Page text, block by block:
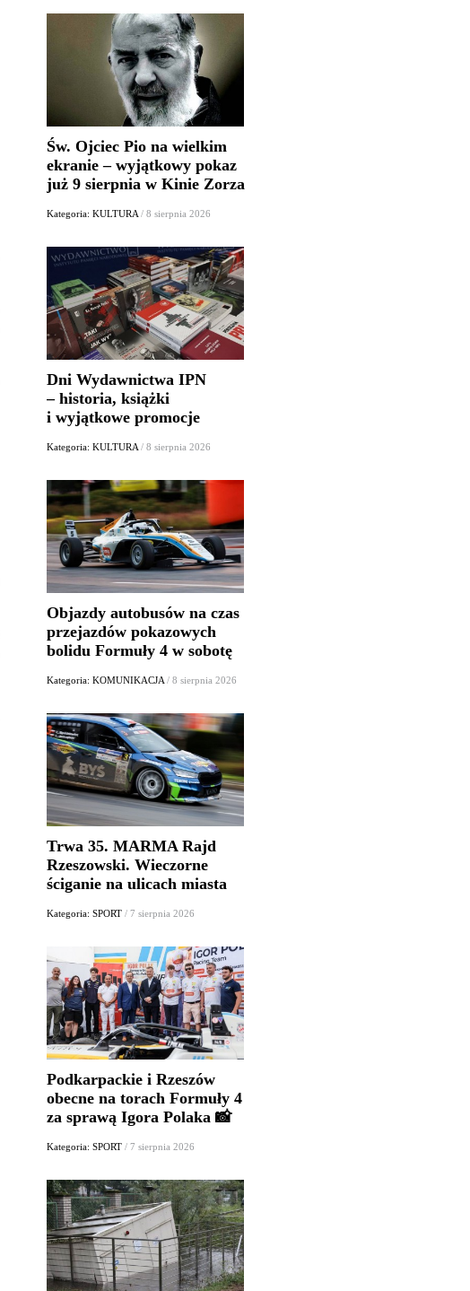
Św. Ojciec Pio na wielkim
ekranie – wyjątkowy pokaz
już 9 sierpnia w Kinie Zorza
Kategoria: KULTURA / 8 sierpnia 2026
Dni Wydawnictwa IPN
– historia, książki
i wyjątkowe promocje
Kategoria: KULTURA / 8 sierpnia 2026
Objazdy autobusów na czas
przejazdów pokazowych
bolidu Formuły 4 w sobotę
Kategoria: KOMUNIKACJA / 8 sierpnia 2026
Trwa 35. MARMA Rajd
Rzeszowski. Wieczorne
ściganie na ulicach miasta
Kategoria: SPORT / 7 sierpnia 2026
Podkarpackie i Rzeszów
obecne na torach Formuły 4
za sprawą Igora Polaka 📸
Kategoria: SPORT / 7 sierpnia 2026